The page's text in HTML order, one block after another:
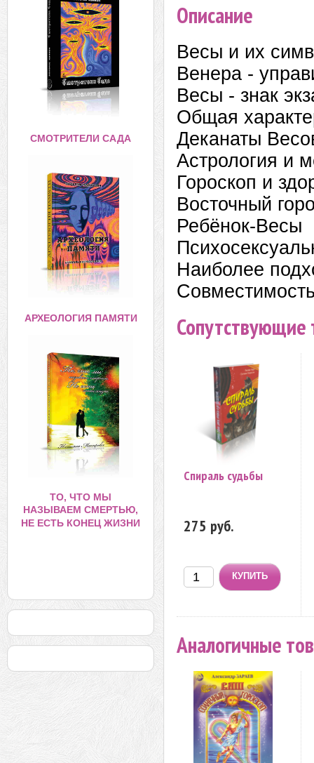
Описание
Весы и их
Венера -
Весы - знак
Общая
Деканаты
Астрология и
Гороскоп и
Восточный
Ребёнок-Весы
Наиболее
Сопутствующие
Спираль судьбы
275 руб.
Аналогичные
СМОТРИТЕЛИ САДА
АРХЕОЛОГИЯ ПАМЯТИ
ТО, ЧТО МЫ
НАЗЫВАЕМ СМЕРТЬЮ,
НЕ ЕСТЬ КОНЕЦ ЖИЗНИ